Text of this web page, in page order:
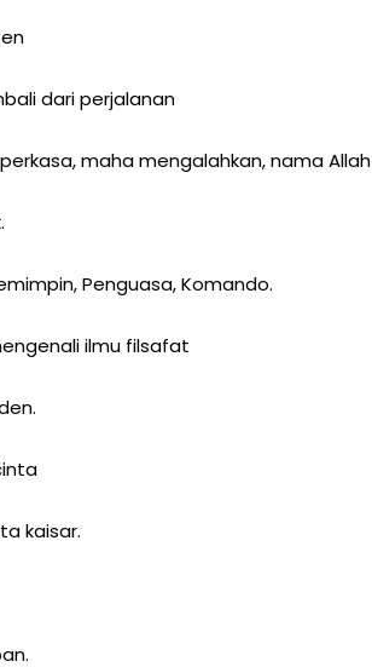
dari perjalanan
maha mengalahkan, nama Allah
Penguasa, Komando.
ilmu filsafat
kaisar.